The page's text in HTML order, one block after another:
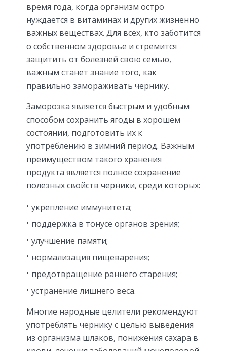
время года, когда организм остро
нуждается в витаминах и других жизненно
важных веществах. Для всех, кто заботится
о собственном здоровье и стремится
защитить от болезней свою семью,
важным станет знание того, как
правильно замораживать чернику.
Заморозка является быстрым и удобным
способом сохранить ягоды в хорошем
состоянии, подготовить их к
употреблению в зимний период. Важным
преимуществом такого хранения
продукта является полное сохранение
полезных свойств черники, среди которых:
укрепление иммунитета;
поддержка в тонусе органов зрения;
улучшение памяти;
нормализация пищеварения;
предотвращение раннего старения;
устранение лишнего веса.
Многие народные целители рекомендуют
употреблять чернику с целью выведения
из организма шлаков, понижения сахара в